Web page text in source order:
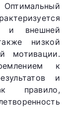
и внешней
низкой
мотивации.
к
и
правило,